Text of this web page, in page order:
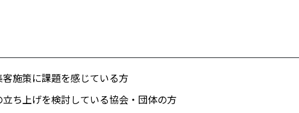
施策に課題を感じている方
ち上げを検討している協会・団体の方